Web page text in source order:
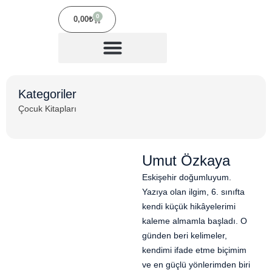
0,00₺ 0
Kategoriler
Çocuk Kitapları
Umut Özkaya
Eskişehir doğumluyum.
Yazıya olan ilgim, 6. sınıfta
kendi küçük hikâyelerimi
kaleme almamla başladı. O
günden beri kelimeler,
kendimi ifade etme biçimim
ve en güçlü yönlerimden biri